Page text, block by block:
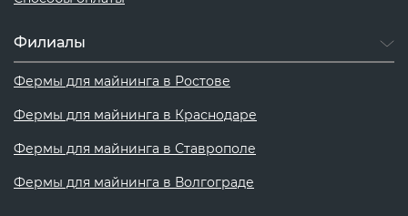
“записывается” информация о транзакциях.
или поздно место в цепочке заканчивается,
и “архивов” для записи данных не хватает.
поиск.
название. Он называется хэшем и
представляет собой определенную
Филиалы
Фермы для майнинга в Ростове
Фермы для майнинга в Краснодаре
Фермы для майнинга в Ставрополе
Фермы для майнинга в Волгограде